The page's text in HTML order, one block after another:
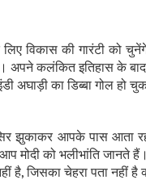
विकास की गारंटी को
अपने कलंकित इतिहास के बाद
अघाड़ी का डिब्बा गोल हो
झुकाकर आपके पास आता
मोदी को भलीभांति जानते
है, जिसका चेहरा पता नहीं